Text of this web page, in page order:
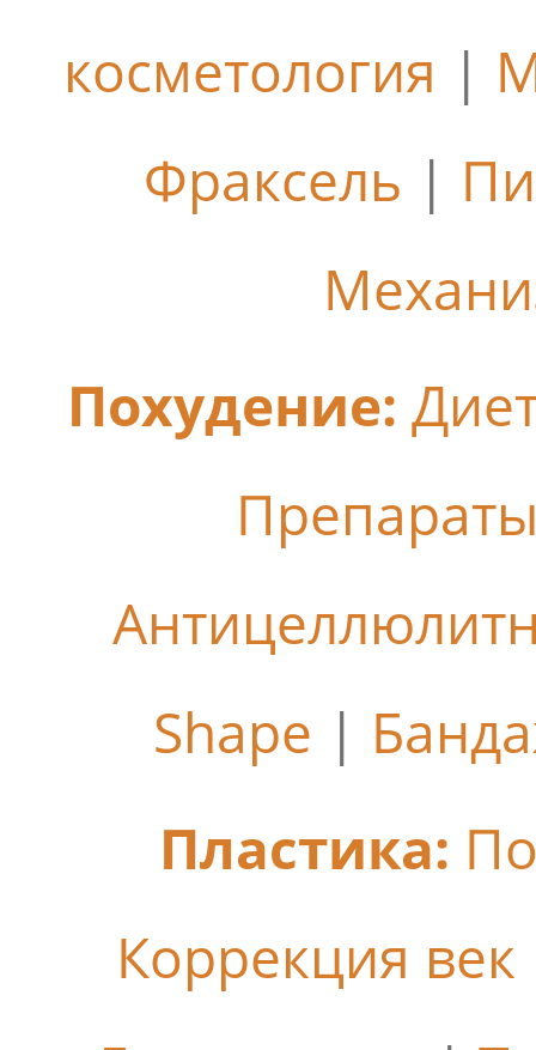
косметология |
Фраксель |
Похудение:
Shape |
Пластика:
Коррекция век